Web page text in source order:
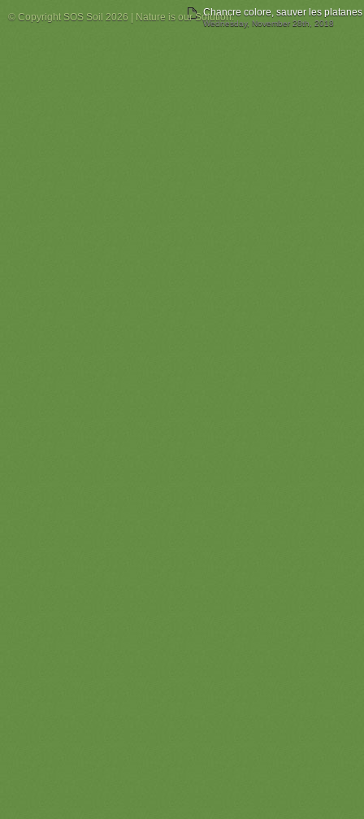
Chancre colore, sauver les platanes
Wednesday, November 28th, 2018
© Copyright SOS Soil 2026 | Nature is our Solution.